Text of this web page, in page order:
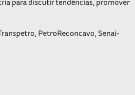
PetroReconcavo, Senai-